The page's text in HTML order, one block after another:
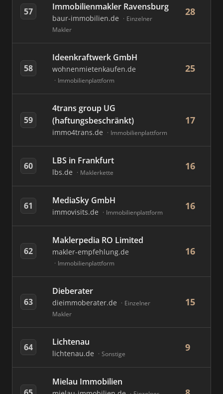
57
Immobilienmakler Ravensburg
baur-immobilien.de
Einzelner
Makler
28
58
Ideenkraftwerk GmbH
wohnenmietenkaufen.de
Immobilienplattform
25
59
4trans group UG
(haftungsbeschränkt)
immo4trans.de Immobilienplattform
17
60 LBS in Frankfurt
lbs.de Maklerkette
16
61 MediaSky GmbH
immovisits.de Immobilienplattform
16
62
Maklerpedia RO Limited
makler-empfehlung.de
Immobilienplattform
16
63
Dieberater
dieimmoberater.de
Einzelner
Makler
15
64 Lichtenau
lichtenau.de Sonstige
9
Mielau Immobilien